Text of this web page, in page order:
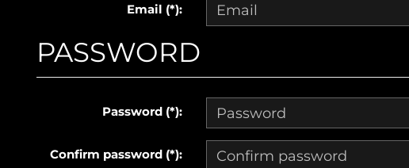
Email (*):
PASSWORD
Password (*):
Confirm password (*):